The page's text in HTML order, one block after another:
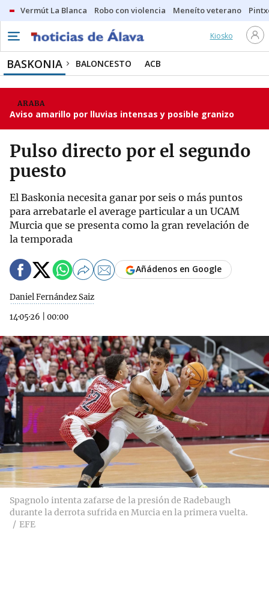
Vermút La Blanca Robo con violencia Meneíto veterano
Kiosko
BASKONIA BALONCESTO ACB
ARABA
Aviso amarillo por lluvias intensas y posible granizo
Pulso directo por el segundo
puesto
El Baskonia necesita ganar por seis o más puntos
para arrebatarle el average particular a un UCAM
Murcia que se presenta como la gran revelación de
la temporada
Daniel Fernández Saiz
14·05·26
00:00
Añádenos en Google
Spagnolo intenta zafarse de la presión de Radebaugh
durante la derrota sufrida en Murcia en la primera vuelta.
EFE